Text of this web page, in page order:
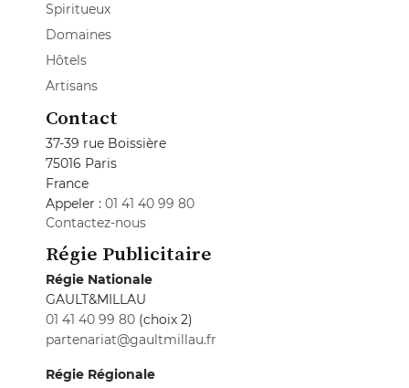
Spiritueux
Domaines
Hôtels
Artisans
Contact
37-39 rue Boissière
75016 Paris
France
Appeler : 01 41 40 99 80
Contactez-nous
Régie Publicitaire
Régie Nationale
GAULT&MILLAU
01 41 40 99 80 (choix 2)
partenariat@gaultmillau.fr
Régie Régionale